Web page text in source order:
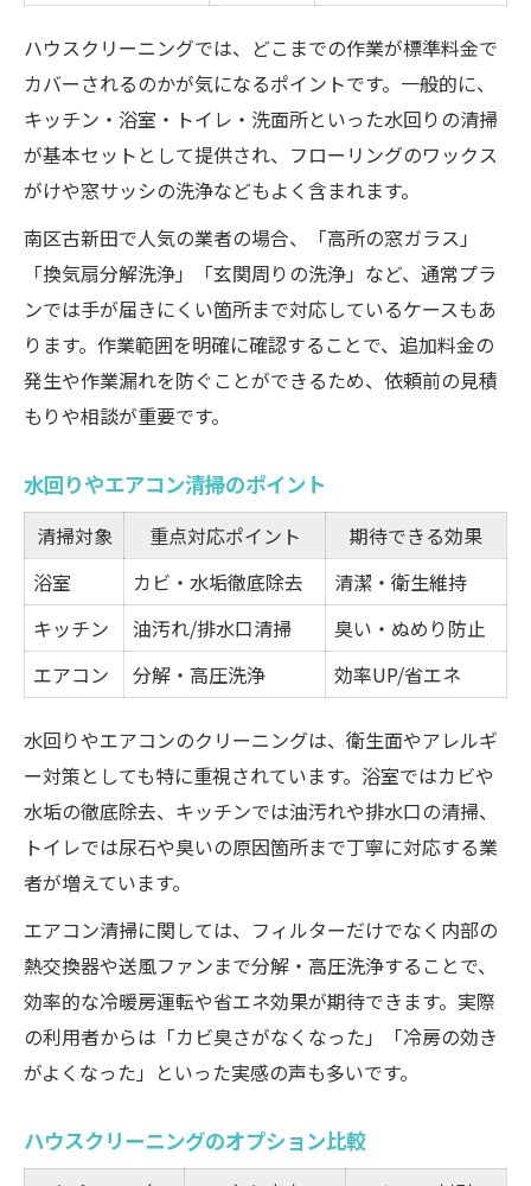
ハウスクリーニングでは、どこまでの作業が標準料金で
カバーされるのかが気になるポイントです。一般的に、
キッチン・浴室・トイレ・洗面所といった水回りの清掃
が基本セットとして提供され、フローリングのワックス
がけや窓サッシの洗浄などもよく含まれます。
南区古新田で人気の業者の場合、「高所の窓ガラス」
「換気扇分解洗浄」「玄関周りの洗浄」など、通常プラ
ンでは手が届きにくい箇所まで対応しているケースもあ
ります。作業範囲を明確に確認することで、追加料金の
発生や作業漏れを防ぐことができるため、依頼前の見積
もりや相談が重要です。
水回りやエアコン清掃のポイント
清掃対象 重点対応ポイント
期待できる効果
浴室
カビ・水垢徹底除去
清潔・衛生維持
キッチン
油汚れ/排水口清掃
臭い・ぬめり防止
エアコン
分解・高圧洗浄 効率UP/省エネ
水回りやエアコンのクリーニングは、衛生面やアレルギ
ー対策としても特に重視されています。浴室ではカビや
水垢の徹底除去、キッチンでは油汚れや排水口の清掃、
トイレでは尿石や臭いの原因箇所まで丁寧に対応する業
者が増えています。
エアコン清掃に関しては、フィルターだけでなく内部の
熱交換器や送風ファンまで分解・高圧洗浄することで、
効率的な冷暖房運転や省エネ効果が期待できます。実際
の利用者からは「カビ臭さがなくなった」「冷房の効き
がよくなった」といった実感の声も多いです。
ハウスクリーニングのオプション比較